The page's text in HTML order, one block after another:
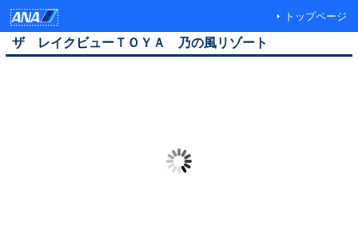
トップページ
ザ レイクビューＴＯＹＡ 乃の風リゾート